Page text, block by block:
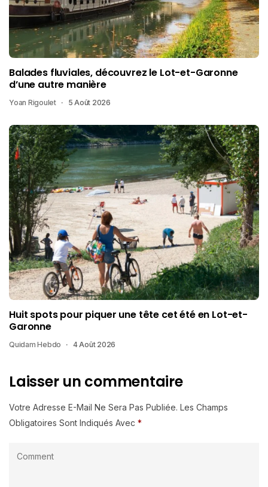
Balades fluviales, découvrez le Lot-et-Garonne
d’une autre manière
Yoan Rigoulet 5 Août 2026
Huit spots pour piquer une tête cet été en Lot-et-
Garonne
Quidam Hebdo 4 Août 2026
Laisser un commentaire
Votre Adresse E-Mail Ne Sera Pas Publiée. Les Champs
Obligatoires Sont Indiqués Avec *